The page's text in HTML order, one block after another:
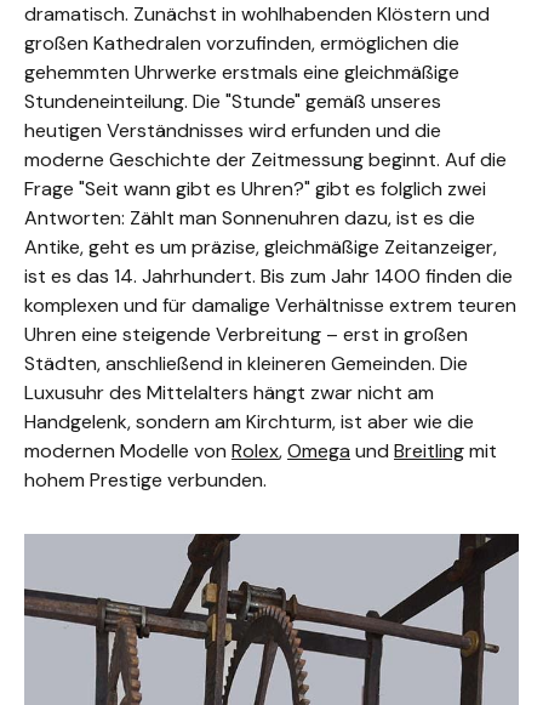
dramatisch. Zunächst in wohlhabenden Klöstern und
großen Kathedralen vorzufinden, ermöglichen die
gehemmten Uhrwerke erstmals eine gleichmäßige
Stundeneinteilung. Die "Stunde" gemäß unseres
heutigen Verständnisses wird erfunden und die
moderne Geschichte der Zeitmessung beginnt. Auf die
Frage "Seit wann gibt es Uhren?" gibt es folglich zwei
Antworten: Zählt man Sonnenuhren dazu, ist es die
Antike, geht es um präzise, gleichmäßige Zeitanzeiger,
ist es das 14. Jahrhundert. Bis zum Jahr 1400 finden die
komplexen und für damalige Verhältnisse extrem teuren
Uhren eine steigende Verbreitung – erst in großen
Städten, anschließend in kleineren Gemeinden. Die
Luxusuhr des Mittelalters hängt zwar nicht am
Handgelenk, sondern am Kirchturm, ist aber wie die
modernen Modelle von Rolex,Omega und Breitlingmit
hohem Prestige verbunden.